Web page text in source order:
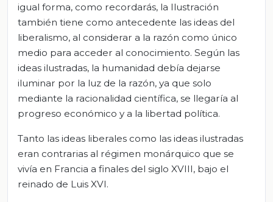
igual forma, como recordarás, la Ilustración
también tiene como antecedente las ideas del
liberalismo, al considerar a la razón como único
medio para acceder al conocimiento. Según las
ideas ilustradas, la humanidad debía dejarse
iluminar por la luz de la razón, ya que solo
mediante la racionalidad científica, se llegaría al
progreso económico y a la libertad política.
Tanto las ideas liberales como las ideas ilustradas
eran contrarias al régimen monárquico que se
vivía en Francia a finales del siglo XVIII, bajo el
reinado de Luis XVI.